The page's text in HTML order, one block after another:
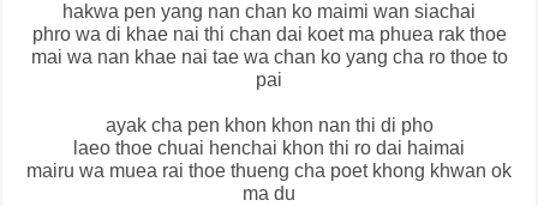
hakwa pen yang nan chan ko maimi wan siachai
phro wa di khae nai thi chan dai koet ma phuea rak thoe
mai wa nan khae nai tae wa chan ko yang cha ro thoe to
pai
ayak cha pen khon khon nan thi di pho
laeo thoe chuai henchai khon thi ro dai haimai
mairu wa muea rai thoe thueng cha poet khong khwan ok
ma du